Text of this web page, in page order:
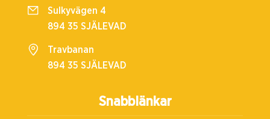
Snabblänkar
Sulkyvägen 4
894 35 SJÄLEVAD
Travbanan
894 35 SJÄLEVAD